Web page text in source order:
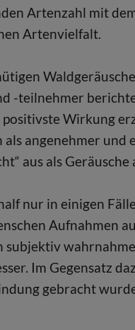
Artenzahl mit
Artenvielfalt.
-teilnehmer
Wirkung
angenehmer
aus als Geräusche
nur in einigen
Aufnahmen
Im Gegensatz
gebracht